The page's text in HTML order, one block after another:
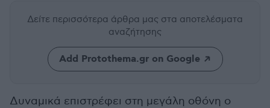
Δείτε περισσότερα άρθρα μας στα αποτελέσματα
αναζήτησης
Add Protothema.gr on Google
Δυναμικά επιστρέφει στη μεγάλη οθόνη ο